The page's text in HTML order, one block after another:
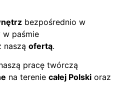
bezpośrednio w
w paśmie
naszą ofertą.
pracę twórczą
na terenie całej Polski oraz